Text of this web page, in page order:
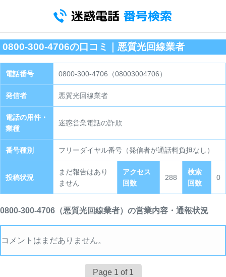
0800-300-4706の口コミ｜悪質光回線業者
電話番号 0800-300-4706（08003004706）
発信者 悪質光回線業者
電話の用件・
業種
迷惑営業電話の詐欺
番号種別 フリーダイヤル番号（発信者が通話料負担なし）
投稿状況
まだ報告はあり
ません
アクセス
回数
288
検索
回数
0
0800-300-4706（悪質光回線業者）の営業内容・通報状況
コメントはまだありません。
Page 1 of 1